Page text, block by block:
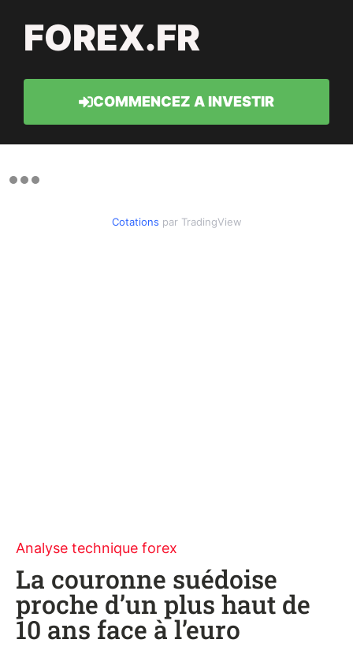
FOREX.FR
COMMENCEZ A INVESTIR
Cotations par TradingView
Analyse technique forex
La couronne suédoise
proche d’un plus haut de
10 ans face à l’euro